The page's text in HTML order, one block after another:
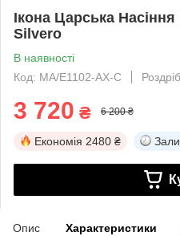
Ікона Царська
Silvero
В наявності
Код: MA/E1102-AX-C
Роздріб
3 720 ₴ 6 200 ₴
Економія 2480 ₴
Опис Характеристики